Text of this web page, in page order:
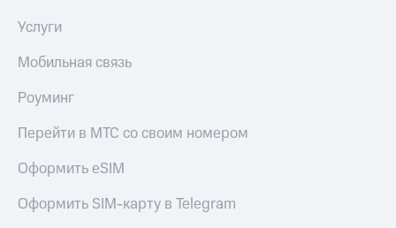
Услуги
Мобильная связь
Роуминг
Перейти в МТС со своим номером
Оформить eSIM
Оформить SIM-карту в Telegram